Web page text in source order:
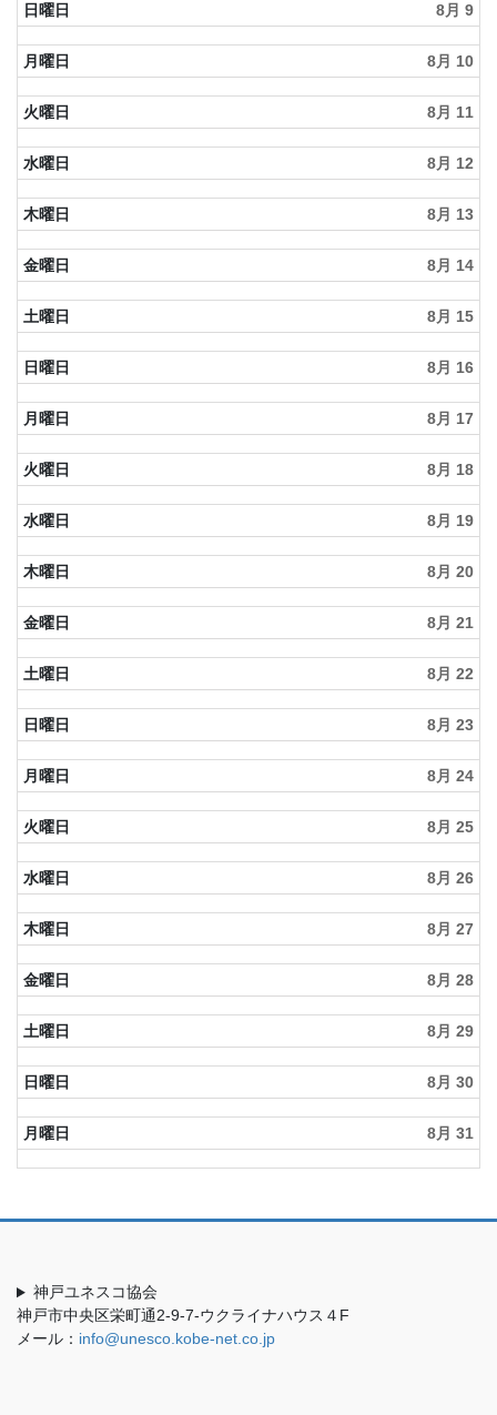
日曜日 8月 9
月曜日 8月 10
火曜日 8月 11
水曜日 8月 12
木曜日 8月 13
金曜日 8月 14
土曜日 8月 15
日曜日 8月 16
月曜日 8月 17
火曜日 8月 18
水曜日 8月 19
木曜日 8月 20
金曜日 8月 21
土曜日 8月 22
日曜日 8月 23
月曜日 8月 24
火曜日 8月 25
水曜日 8月 26
木曜日 8月 27
金曜日 8月 28
土曜日 8月 29
日曜日 8月 30
月曜日 8月 31
神戸ユネスコ協会
神戸市中央区栄町通2-9-7-ウクライナハウス４F
メール： info@unesco.kobe-net.co.jp